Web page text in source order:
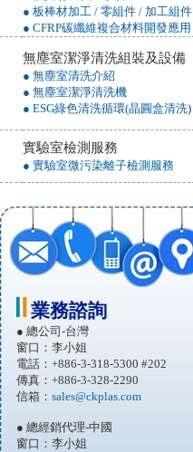
● 板棒材加工 / 零組件 / 加工組件
● CFRP碳纖維複合材料開發應用
無塵室潔淨清洗組裝及設備
● 無塵室清洗介紹
● 無塵室潔淨清洗機
● ESG綠色清洗循環(晶圓盒清洗)
實驗室檢測服務
● 實驗室微污染離子檢測服務
業務諮詢
● 總公司-台灣
窗口：李小姐
電話：+886-3-318-5300 #202
傳真：+886-3-328-2290
信箱： sales@ckplas.com
● 總經銷代理-中國
窗口：李小姐